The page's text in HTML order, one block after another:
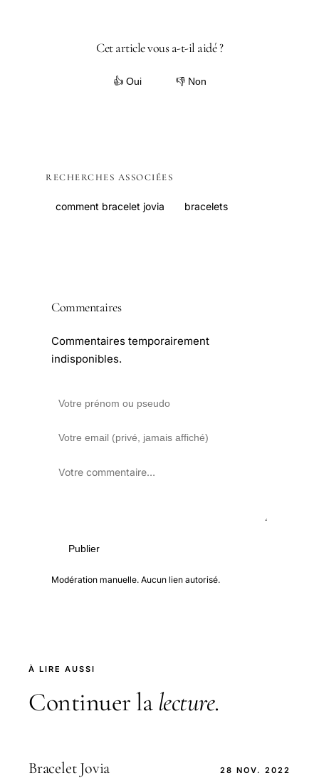
Cet article vous a-t-il aidé ?
👍 Oui 👎 Non
RECHERCHES ASSOCIÉES
comment bracelet jovia bracelets
Commentaires
Commentaires temporairement
indisponibles.
Publier
Modération manuelle. Aucun lien autorisé.
À LIRE AUSSI
Continuer la lecture.
Bracelet Jovia 28 NOV. 2022